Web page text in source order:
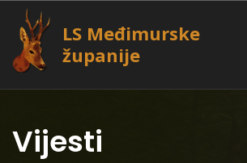
LS Međimurske
županije
Vijesti